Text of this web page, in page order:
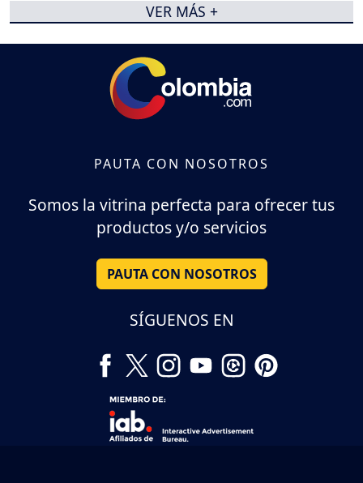
VER MÁS +
PAUTA CON NOSOTROS
Somos la vitrina perfecta para ofrecer tus
productos y/o servicios
PAUTA CON NOSOTROS
SÍGUENOS EN